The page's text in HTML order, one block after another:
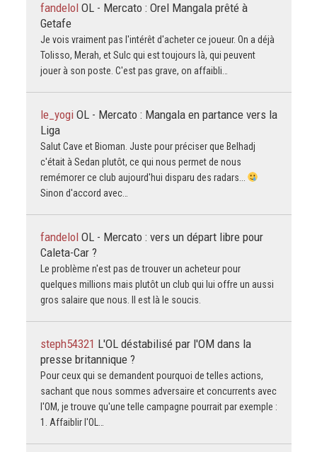
fandelol OL - Mercato : Orel Mangala prêté à
Getafe
Je vois vraiment pas l'intérêt d'acheter ce joueur. On a déjà
Tolisso, Merah, et Sulc qui est toujours là, qui peuvent
jouer à son poste. C'est pas grave, on affaibli…
le_yogi OL - Mercato : Mangala en partance vers la
Liga
Salut Cave et Bioman. Juste pour préciser que Belhadj
c'était à Sedan plutôt, ce qui nous permet de nous
remémorer ce club aujourd'hui disparu des radars...
Sinon d'accord avec…
fandelol OL - Mercato : vers un départ libre pour
Caleta-Car ?
Le problème n'est pas de trouver un acheteur pour
quelques millions mais plutôt un club qui lui offre un aussi
gros salaire que nous. Il est là le soucis.
steph54321 L'OL déstabilisé par l'OM dans la
presse britannique ?
Pour ceux qui se demandent pourquoi de telles actions,
sachant que nous sommes adversaire et concurrents avec
l'OM, je trouve qu'une telle campagne pourrait par exemple :
1. Affaiblir l'OL…